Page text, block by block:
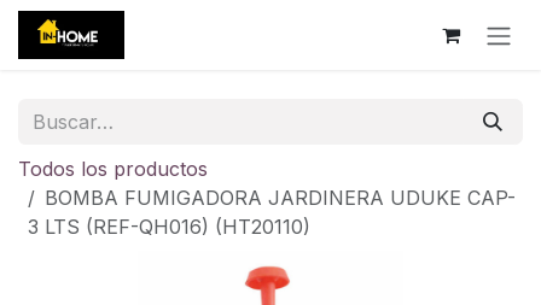
Ir al contenido
Todos los productos
BOMBA FUMIGADORA JARDINERA UDUKE CAP-
3 LTS (REF-QH016) (HT20110)